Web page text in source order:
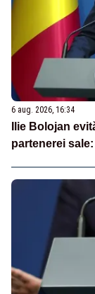
6 aug. 2026, 16:34
Ilie Bolojan
partenerei